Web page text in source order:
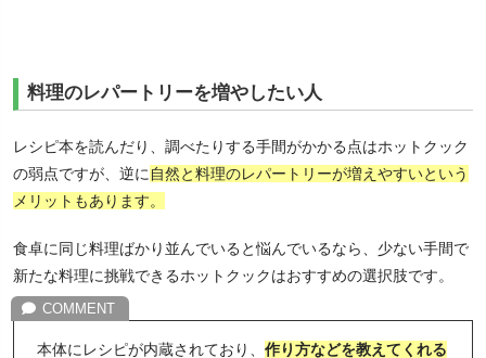
料理のレパートリーを増やしたい人
レシピ本を読んだり、調べたりする手間がかかる点はホットクック
の弱点ですが、逆に 自然と料理のレパートリーが増えやすいという
メリットもあります。
食卓に同じ料理ばかり並んでいると悩んでいるなら、少ない手間で
新たな料理に挑戦できるホットクックはおすすめの選択肢です。
本体にレシピが内蔵されており、 作り方などを教えてくれる